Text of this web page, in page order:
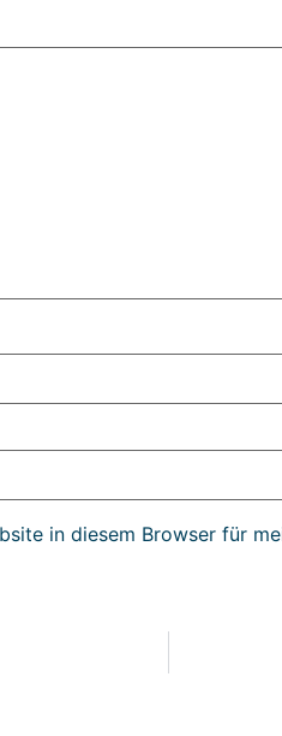
in diesem Browser für